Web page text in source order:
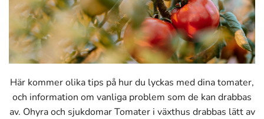
Här kommer olika tips på hur du lyckas med dina tomater,
och information om vanliga problem som de kan drabbas
av. Ohyra och sjukdomar Tomater i växthus drabbas lätt av